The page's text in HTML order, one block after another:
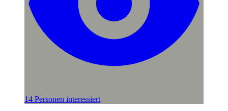
14 Personen interessiert